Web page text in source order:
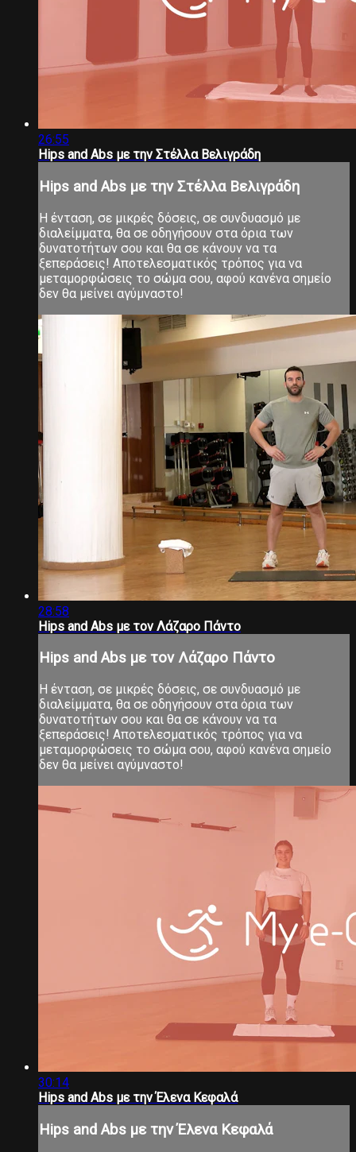
26:55
Hips and Abs με την Στέλλα Βελιγράδη
Hips and Abs με την Στέλλα Βελιγράδη
Η ένταση, σε μικρές δόσεις, σε συνδυασμό με
διαλείμματα, θα σε οδηγήσουν στα όρια των
δυνατοτήτων σου και θα σε κάνουν να τα
ξεπεράσεις! Αποτελεσματικός τρόπος για να
μεταμορφώσεις το σώμα σου, αφού κανένα σημείο
δεν θα μείνει αγύμναστο!
28:58
Hips and Abs με τον Λάζαρο Πάντο
Hips and Abs με τον Λάζαρο Πάντο
Η ένταση, σε μικρές δόσεις, σε συνδυασμό με
διαλείμματα, θα σε οδηγήσουν στα όρια των
δυνατοτήτων σου και θα σε κάνουν να τα
ξεπεράσεις! Αποτελεσματικός τρόπος για να
μεταμορφώσεις το σώμα σου, αφού κανένα σημείο
δεν θα μείνει αγύμναστο!
30:14
Hips and Abs με την Έλενα Κεφαλά
Hips and Abs με την Έλενα Κεφαλά